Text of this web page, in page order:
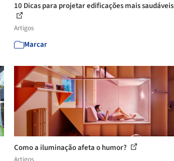
10 Dicas para projetar edificações mais saudáveis
Artigos
Marcar
Como a iluminação afeta o humor?